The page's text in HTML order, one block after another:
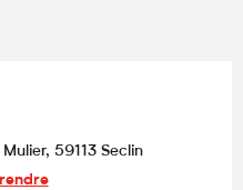
59113 Seclin